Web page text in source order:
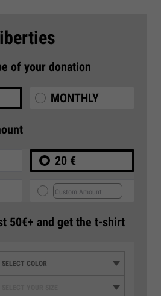
of your donation
MONTHLY
20 €
50€+ and get the t-shirt